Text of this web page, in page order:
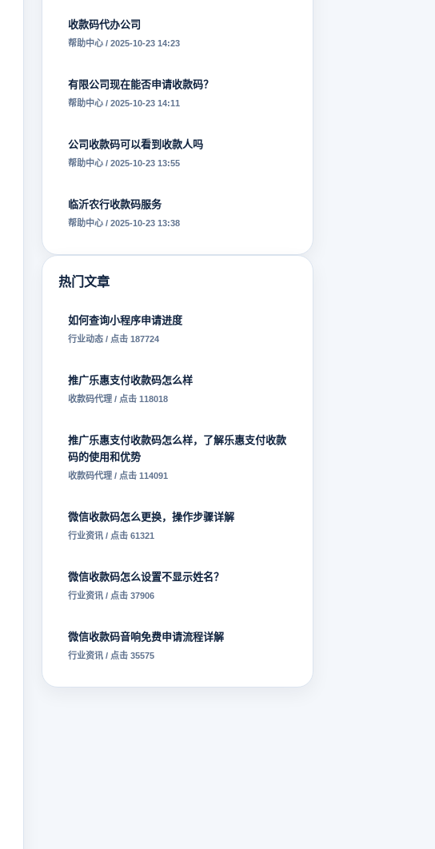
收款码代办公司
帮助中心 / 2025-10-23 14:23
有限公司现在能否申请收款码？
帮助中心 / 2025-10-23 14:11
公司收款码可以看到收款人吗
帮助中心 / 2025-10-23 13:55
临沂农行收款码服务
帮助中心 / 2025-10-23 13:38
热门文章
如何查询小程序申请进度
行业动态 / 点击 187724
推广乐惠支付收款码怎么样
收款码代理 / 点击 118018
推广乐惠支付收款码怎么样，了解乐惠支付收款
码的使用和优势
收款码代理 / 点击 114091
微信收款码怎么更换，操作步骤详解
行业资讯 / 点击 61321
微信收款码怎么设置不显示姓名？
行业资讯 / 点击 37906
微信收款码音响免费申请流程详解
行业资讯 / 点击 35575